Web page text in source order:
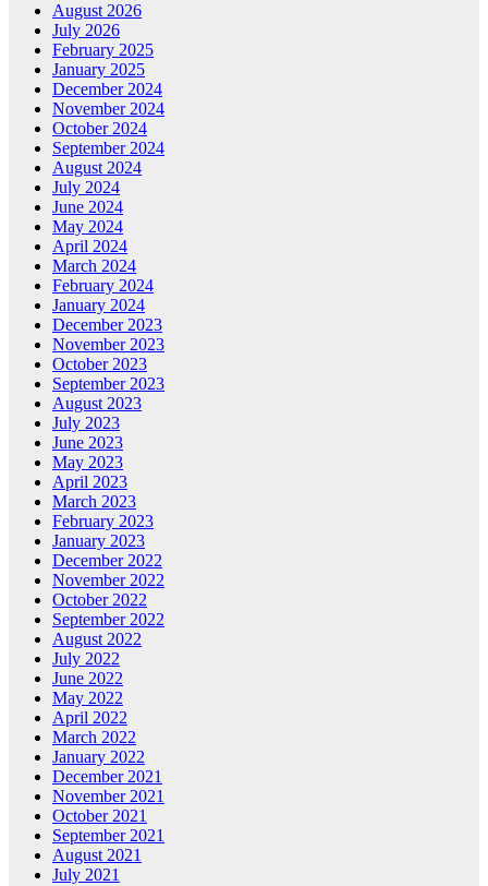
August 2026
July 2026
February 2025
January 2025
December 2024
November 2024
October 2024
September 2024
August 2024
July 2024
June 2024
May 2024
April 2024
March 2024
February 2024
January 2024
December 2023
November 2023
October 2023
September 2023
August 2023
July 2023
June 2023
May 2023
April 2023
March 2023
February 2023
January 2023
December 2022
November 2022
October 2022
September 2022
August 2022
July 2022
June 2022
May 2022
April 2022
March 2022
January 2022
December 2021
November 2021
October 2021
September 2021
August 2021
July 2021